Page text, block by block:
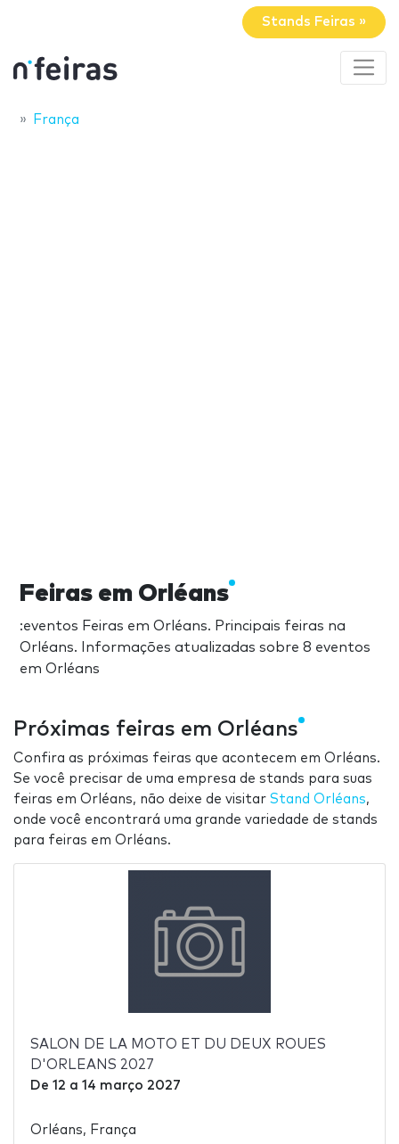
Stands Feiras »
França
Feiras em Orléans
:eventos Feiras em Orléans. Principais feiras na
Orléans. Informações atualizadas sobre 8 eventos
em Orléans
Próximas feiras em Orléans
Confira as próximas feiras que acontecem em Orléans.
Se você precisar de uma empresa de stands para suas
feiras em Orléans, não deixe de visitar Stand Orléans,
onde você encontrará uma grande variedade de stands
para feiras em Orléans.
SALON DE LA MOTO ET DU DEUX ROUES
D'ORLEANS 2027
De 12 a 14 março 2027
Orléans, França